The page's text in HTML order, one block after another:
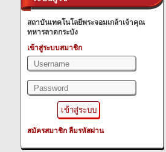
สถาบันเทคโนโลยีพระจอมเกล้าเจ้าคุณ
ทหารลาดกระบัง
เข้าสู่ระบบสมาชิก
สมัครสมาชิก ลืมรหัสผ่าน